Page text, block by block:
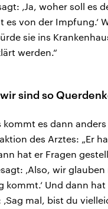
‚Ja, woher soll es
es von der Impfung.‘
sie ins
werden.“
sind so
kommt es dann
des Arztes: „Er
hat er Fragen
‚Also, wir
kommt.‘ Und dann hat
mal, bist du